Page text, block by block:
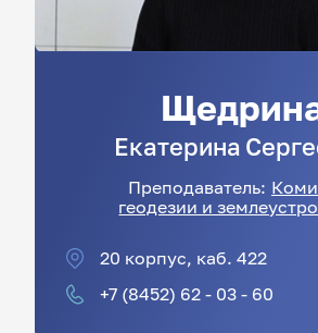
Екатерина
Преподаватель:
геодезии и
20 корпус, каб. 422
+7 (8452) 62 - 03 - 60